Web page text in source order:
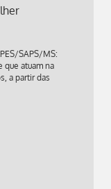
SAPS/MS:
que atuam na
a partir das